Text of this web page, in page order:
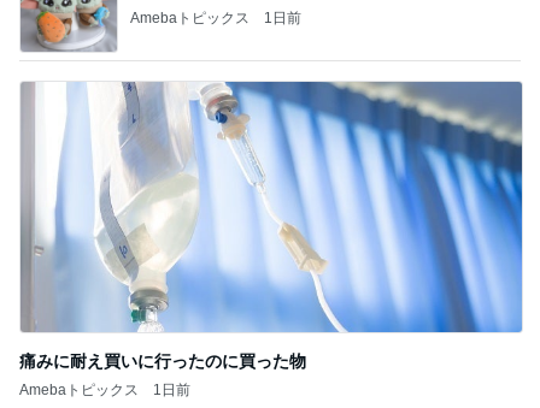
Amebaトピックス 1日前
痛みに耐え買いに行ったのに買った物
Amebaトピックス 1日前